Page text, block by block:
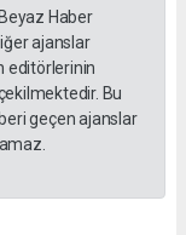
Haber
ajanslar
editörlerinin
Bu
geçen ajanslar